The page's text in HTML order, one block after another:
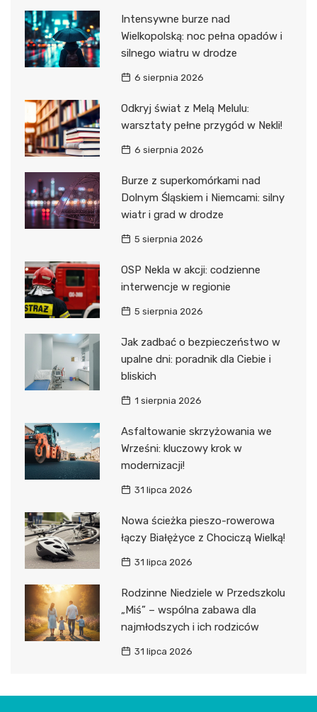
Intensywne burze nad
Wielkopolską: noc pełna opadów i
silnego wiatru w drodze
6 sierpnia 2026
Odkryj świat z Melą Melulu:
warsztaty pełne przygód w Nekli!
6 sierpnia 2026
Burze z superkomórkami nad
Dolnym Śląskiem i Niemcami: silny
wiatr i grad w drodze
5 sierpnia 2026
OSP Nekla w akcji: codzienne
interwencje w regionie
5 sierpnia 2026
Jak zadbać o bezpieczeństwo w
upalne dni: poradnik dla Ciebie i
bliskich
1 sierpnia 2026
Asfaltowanie skrzyżowania we
Wrześni: kluczowy krok w
modernizacji!
31 lipca 2026
Nowa ścieżka pieszo-rowerowa
łączy Białężyce z Chociczą Wielką!
31 lipca 2026
Rodzinne Niedziele w Przedszkolu
„Miś” – wspólna zabawa dla
najmłodszych i ich rodziców
31 lipca 2026